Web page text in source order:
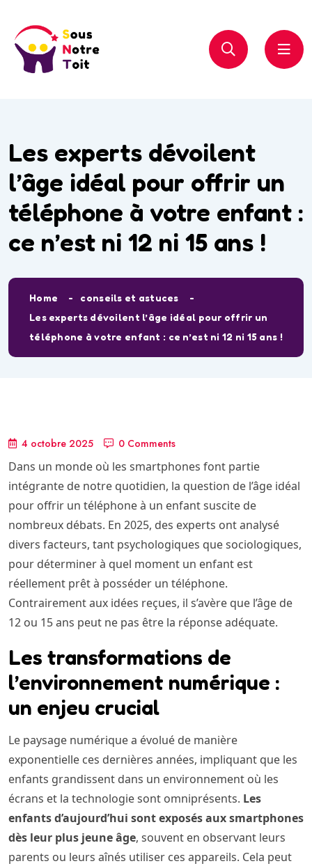
Les experts dévoilent
l’âge idéal pour offrir un
téléphone à votre enfant :
ce n’est ni 12 ni 15 ans !
Home
conseils et astuces
Les experts dévoilent l’âge idéal pour offrir un
téléphone à votre enfant : ce n’est ni 12 ni 15 ans !
4 octobre 2025 0 Comments
Dans un monde où les smartphones font partie
intégrante de notre quotidien, la question de l’âge idéal
pour offrir un téléphone à un enfant suscite de
nombreux débats. En 2025, des experts ont analysé
divers facteurs, tant psychologiques que sociologiques,
pour déterminer à quel moment un enfant est
réellement prêt à posséder un téléphone.
Contrairement aux idées reçues, il s’avère que l’âge de
12 ou 15 ans peut ne pas être la réponse adéquate.
Les transformations de
l’environnement numérique :
un enjeu crucial
Le paysage numérique a évolué de manière
exponentielle ces dernières années, impliquant que les
enfants grandissent dans un environnement où les
écrans et la technologie sont omniprésents. Les
enfants d’aujourd’hui sont exposés aux smartphones
dès leur plus jeune âge, souvent en observant leurs
parents ou leurs aînés utiliser ces appareils. Cela peut